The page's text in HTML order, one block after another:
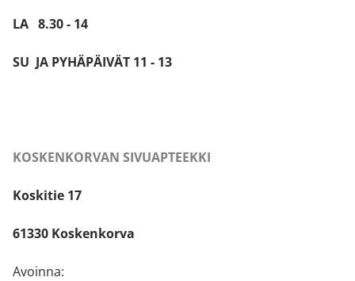
LA 8.30 - 14
SU JA PYHÄPÄIVÄT 11 - 13
KOSKENKORVAN SIVUAPTEEKKI
Koskitie 17
61330 Koskenkorva
Avoinna: